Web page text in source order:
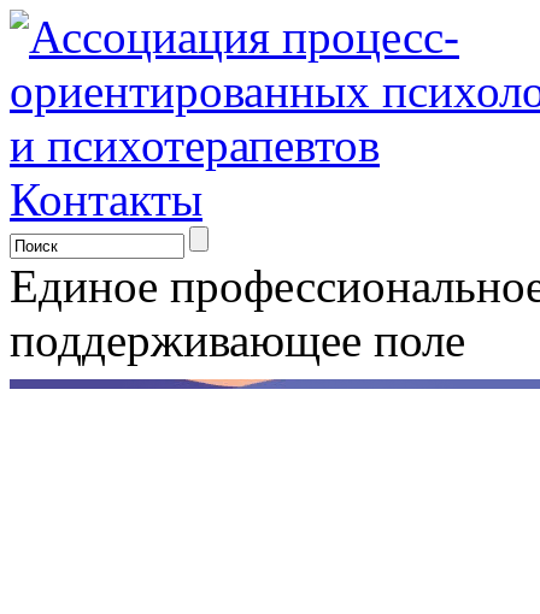
Контакты
Единое
поддерживающее поле